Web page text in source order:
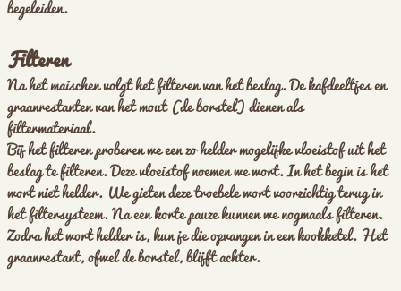
begeleiden.
Filteren
Na het maischen volgt het filteren van het beslag. De kafdeeltjes en
graanrestanten van het mout (de borstel) dienen als
filtermateriaal.
Bij het filteren proberen we een zo helder mogelijke vloeistof uit het
beslag te filteren. Deze vloeistof noemen we wort. In het begin is het
wort niet helder. We gieten deze troebele wort voorzichtig terug in
het filtersysteem. Na een korte pauze kunnen we nogmaals filteren.
Zodra het wort helder is, kun je die opvangen in een kookketel. Het
graanrestant, ofwel de borstel, blijft achter.